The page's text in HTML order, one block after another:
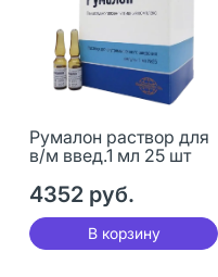
Румалон раствор для
в/м введ.1 мл 25 шт
4352 руб.
В корзину